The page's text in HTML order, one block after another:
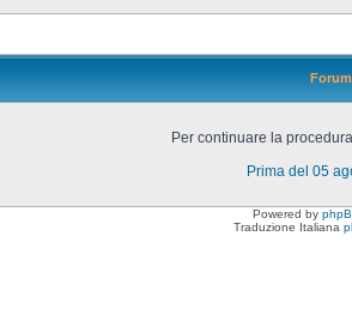
Per continuare la
Prima del 05
Powered by
Traduzione Italiana